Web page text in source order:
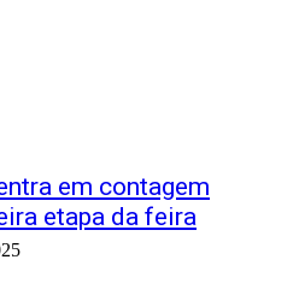
em contagem
etapa da feira